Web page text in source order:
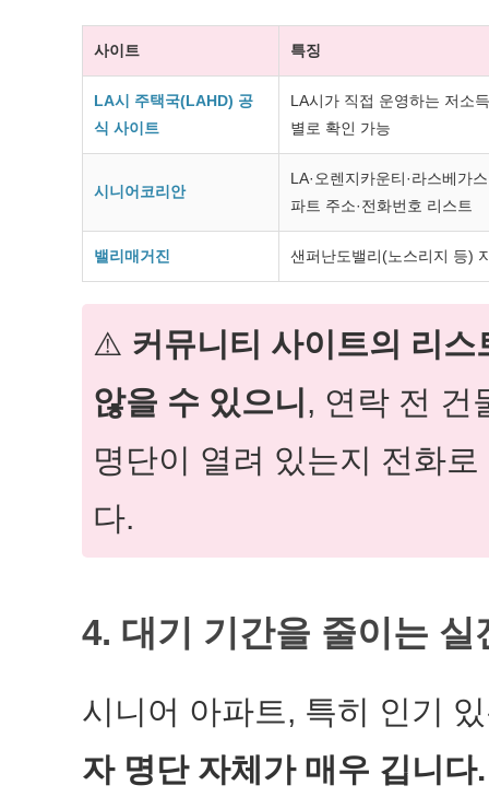
사이트 특징
LA시 주택국(LAHD) 공
식 사이트
LA시가 직접 운영하는 저소
별로 확인 가능
시니어코리안
LA·오렌지카운티·라스베가
파트 주소·전화번호 리스트
밸리매거진 샌퍼난도밸리(노스리지 등)
⚠️ 커뮤니티 사이트의 리
않을 수 있으니 , 연락 전 건
명단이 열려 있는지 전화
다.
4. 대기 기간을 줄이는 실
시니어 아파트, 특히 인기
자 명단 자체가 매우 깁니다.